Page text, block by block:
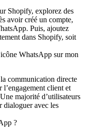
Shopify, explorez des
avoir créé un compte,
Puis, ajoutez
dans Shopify, soit
WhatsApp sur mon
communication directe
l’engagement client et
majorité d’utilisateurs
dialoguer avec les
?